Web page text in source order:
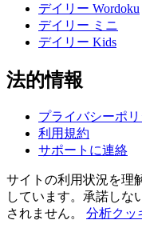
デイリー Wordoku
デイリー ミニ
デイリー Kids
法的情報
プライバシーポ
利用規約
サポートに連絡
サイトの利用状況を理
しています。承諾しな
されません。
分析クッ